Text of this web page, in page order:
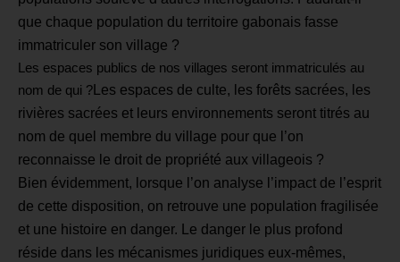
que chaque population du territoire gabonais fasse
immatriculer son village ?
Les espaces publics de nos villages seront immatriculés au
nom de qui ? Les espaces de culte, les forêts sacrées, les
rivières sacrées et leurs environnements seront titrés au
nom de quel membre du village pour que l’on
reconnaisse le droit de propriété aux villageois ?
Bien évidemment, lorsque l’on analyse l’impact de l’esprit
de cette disposition, on retrouve une population fragilisée
et une histoire en danger.
Le danger le plus profond
réside dans les mécanismes juridiques eux-mêmes,